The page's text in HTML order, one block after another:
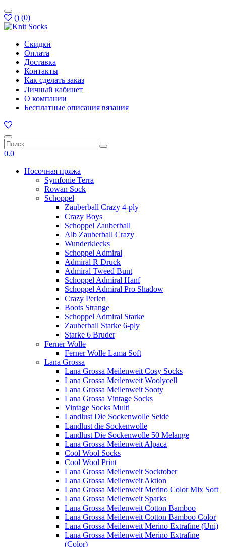
() (0)
Скидки
Оплата
Доставка
Контакты
Как сделать заказ
Личный кабинет
О компании
Бесплатные описания вязания
0.0
Носочная пряжа
Symfonie Terra
Rowan Sock
Schoppel
Zauberball Crazy 4-ply
Crazy Boys
Schoppel Zauberball
Alb Zauberball Crazy
Wunderklecks
Schoppel Admiral
Admiral R Druck
Admiral Tweed Bunt
Schoppel Admiral Hanf
Schoppel Admiral Pro Shadow
Crazy Perlen
Boots Strange
Schoppel Admiral Starke
Zauberball Starke 6-ply
Starke 6 Bruder
Ferner Wolle
Ferner Wolle Lama Soft
Lana Grossa
Lana Grossa Meilenweit Cosy Socks
Lana Grossa Meilenweit Woolycell
Lana Grossa Meilenweit Sooty
Lana Grossa Vintage Socks
Vintage Socks Multi
Landlust Die Sockenwolle Seide
Landlust die Sockenwolle
Landlust Die Sockenwolle 50 Melange
Lana Grossa Meilenweit Alpaca
Cool Wool Socks
Cool Wool Print
Lana Grossa Meilenweit Socktober
Lana Grossa Meilenweit Aktion
Lana Grossa Meilenweit Merino Color Mix Soft
Lana Grossa Meilenweit Sparks
Lana Grossa Meilenweit Cotton Bamboo
Lana Grossa Meilenweit Cotton Bamboo Color
Lana Grossa Meilenweit Merino Extrafine (Uni)
Lana Grossa Meilenweit Merino Extrafine
(Color)